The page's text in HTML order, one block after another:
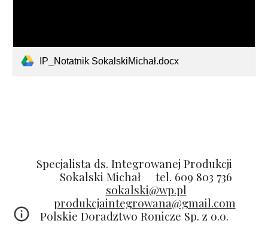
IP_Notatnik SokalskiMichał.docx
Specjalista ds. Integrowanej Produkcji
Sokalski Michał
tel. 609 803 736
sokalski@wp.pl
produkcjaintegrowana@gmail.com
Polskie Doradztwo Ronicze Sp. z o.o.